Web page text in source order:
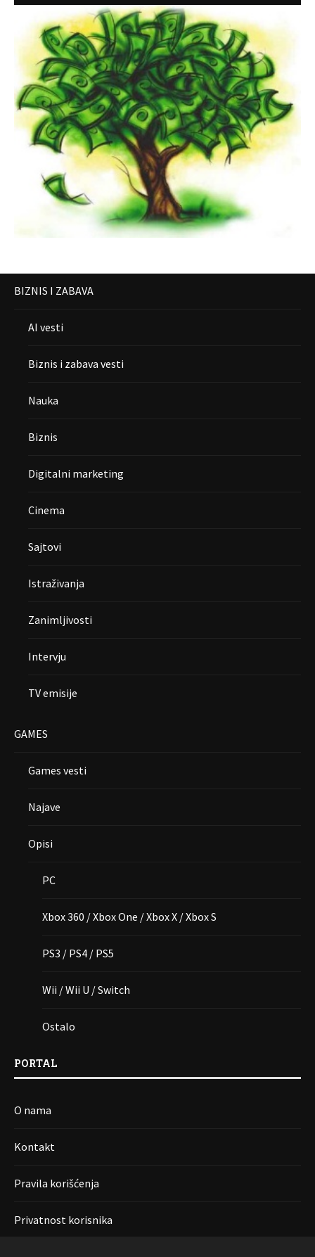
BIZNIS I ZABAVA
AI vesti
Biznis i zabava vesti
Nauka
Biznis
Digitalni marketing
Cinema
Sajtovi
Istraživanja
Zanimljivosti
Intervju
TV emisije
GAMES
Games vesti
Najave
Opisi
PC
Xbox 360 / Xbox One / Xbox X / Xbox S
PS3 / PS4 / PS5
Wii / Wii U / Switch
Ostalo
PORTAL
O nama
Kontakt
Pravila korišćenja
Privatnost korisnika